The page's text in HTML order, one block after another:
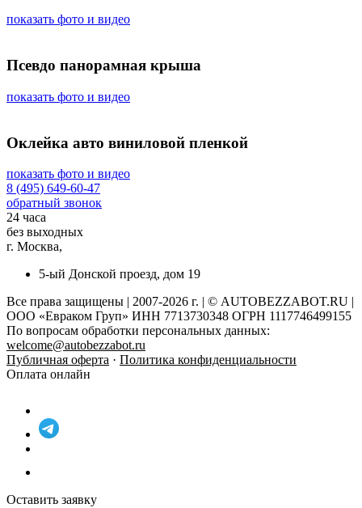
показать фото и видео
Псевдо панорамная крыша
показать фото и видео
Оклейка авто виниловой пленкой
показать фото и видео
8 (495) 649-60-47
обратный звонок
24 часа
без выходных
г. Москва,
5-ый Донской проезд, дом 19
Все права защищены | 2007-2026 г. | © AUTOBEZZABOT.RU |
ООО «Евраком Груп» ИНН 7713730348 ОГРН 1117746499155
По вопросам обработки персональных данных:
welcome@autobezzabot.ru
Публичная оферта · Политика конфиденциальности
Оплата онлайн
Оставить заявку